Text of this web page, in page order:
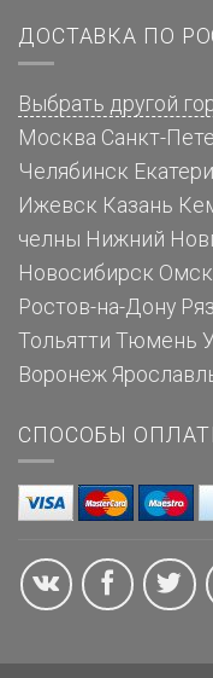
ДОСТАВКА ПО
Выбрать другой
Москва Санкт-
Челябинск
Ижевск Казань
челны Нижний
Новосибирск Омск
Ростов-на-Дону
Тольятти Тюмень
Воронеж
СПОСОБЫ